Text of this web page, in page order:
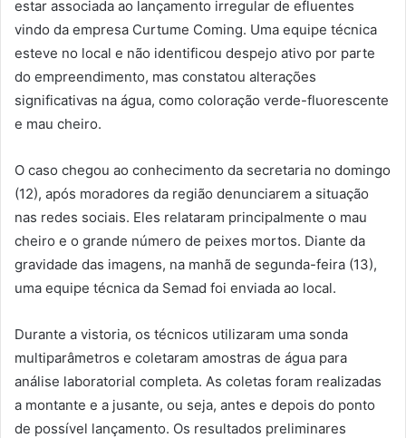
estar associada ao lançamento irregular de efluentes
vindo da empresa Curtume Coming. Uma equipe técnica
esteve no local e não identificou despejo ativo por parte
do empreendimento, mas constatou alterações
significativas na água, como coloração verde-fluorescente
e mau cheiro.
O caso chegou ao conhecimento da secretaria no domingo
(12), após moradores da região denunciarem a situação
nas redes sociais. Eles relataram principalmente o mau
cheiro e o grande número de peixes mortos. Diante da
gravidade das imagens, na manhã de segunda-feira (13),
uma equipe técnica da Semad foi enviada ao local.
Durante a vistoria, os técnicos utilizaram uma sonda
multiparâmetros e coletaram amostras de água para
análise laboratorial completa. As coletas foram realizadas
a montante e a jusante, ou seja, antes e depois do ponto
de possível lançamento. Os resultados preliminares